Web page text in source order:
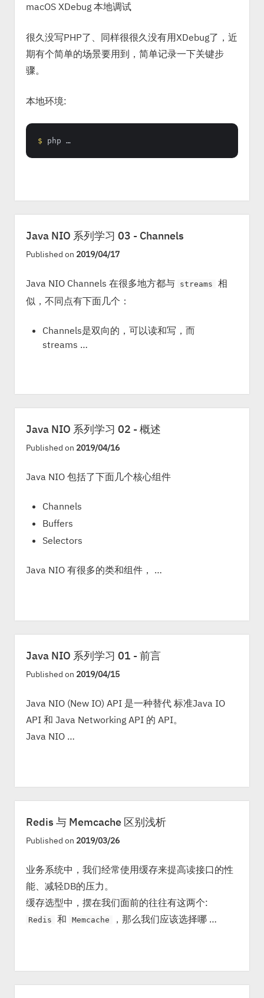
macOS XDebug 本地调试
很久没写PHP了、同样很很久没有用XDebug了，近
期有个简单的场景要用到，简单记录一下关键步
骤。
本地环境:
$ php …
Java NIO 系列学习 03 - Channels
Published on 2019/04/17
Java NIO Channels 在很多地方都与 streams
相
似，不同点有下面几个：
Channels是双向的，可以读和写，而
streams …
Java NIO 系列学习 02 - 概述
Published on 2019/04/16
Java NIO 包括了下面几个核心组件
Channels
Buffers
Selectors
Java NIO 有很多的类和组件， …
Java NIO 系列学习 01 - 前言
Published on 2019/04/15
Java NIO (New IO) API 是一种替代 标准Java IO
API 和 Java Networking API 的 API。
Java NIO …
Redis 与 Memcache 区别浅析
Published on 2019/03/26
业务系统中，我们经常使用缓存来提高读接口的性
能、减轻DB的压力。
缓存选型中，摆在我们面前的往往有这两个:
Redis 和 Memcache ，那么我们应该选择哪 …